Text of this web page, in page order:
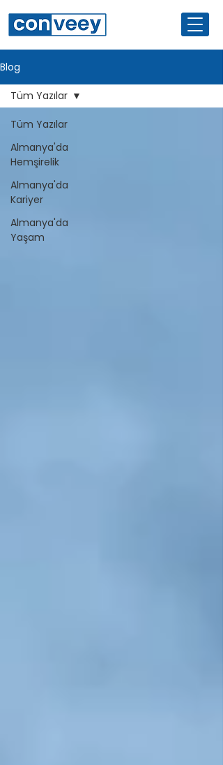
Blog
Tüm Yazılar
Almanya'da
Hemşirelik
Almanya'da
Kariyer
Almanya'da
Yaşam
Tüm Yazılar